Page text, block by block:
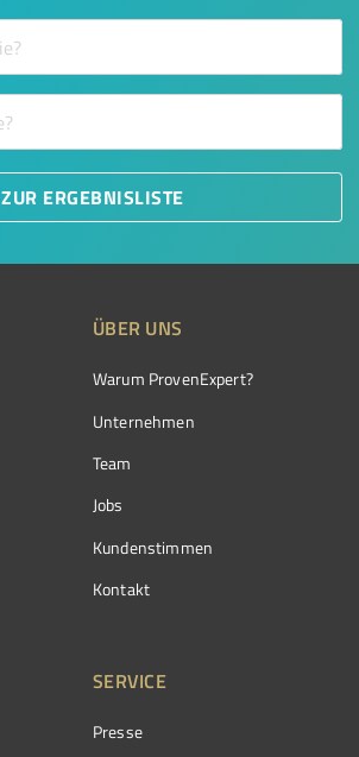
ZUR ERGEBNISLISTE
ÜBER UNS
Warum ProvenExpert?
Unternehmen
Team
Jobs
Kundenstimmen
Kontakt
SERVICE
Presse